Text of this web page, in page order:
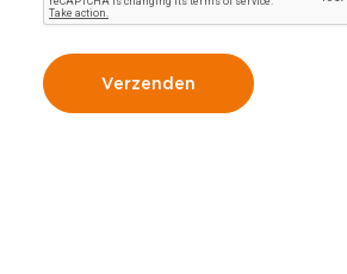
mee
nemen?